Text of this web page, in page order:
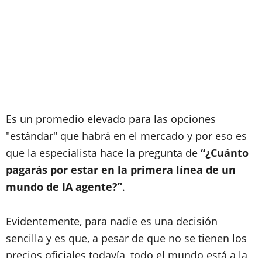
Es un promedio elevado para las opciones
"estándar" que habrá en el mercado y por eso es
que la especialista hace la pregunta de “¿Cuánto
pagarás por estar en la primera línea de un
mundo de IA agente?”.
Evidentemente, para nadie es una decisión
sencilla y es que, a pesar de que no se tienen los
precios oficiales todavía, todo el mundo está a la